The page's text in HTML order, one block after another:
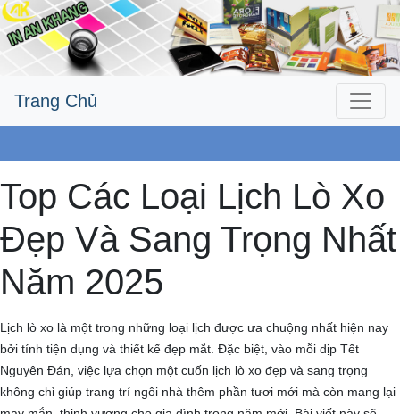
Trang Chủ
Công Ty An Khang
Top Các Loại Lịch Lò Xo
Đẹp Và Sang Trọng Nhất
Năm 2025
Lịch lò xo là một trong những loại lịch được ưa chuộng nhất hiện nay
bởi tính tiện dụng và thiết kế đẹp mắt. Đặc biệt, vào mỗi dịp Tết
Nguyên Đán, việc lựa chọn một cuốn lịch lò xo đẹp và sang trọng
không chỉ giúp trang trí ngôi nhà thêm phần tươi mới mà còn mang lại